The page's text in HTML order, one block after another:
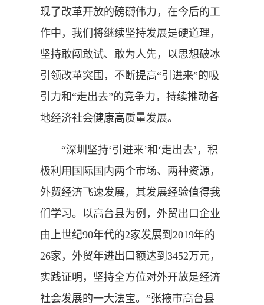
现了改革开放的磅礴伟力，在今后的工
作中，我们将继续坚持发展是硬道理，
坚持敢闯敢试、敢为人先，以思想破冰
引领改革突围，不断提高“引进来”的吸
引力和“走出去”的竞争力，持续推动各
地经济社会健康高质量发展。
“深圳坚持‘引进来’和‘走出去’，积
极利用国际国内两个市场、两种资源，
外贸经济飞速发展，其发展经验值得我
们学习。以高台县为例，外贸出口企业
由上世纪90年代的2家发展到2019年的
26家，外贸年进出口额达到3452万元，
实践证明，坚持全方位对外开放是经济
社会发展的一大法宝。”张掖市高台县